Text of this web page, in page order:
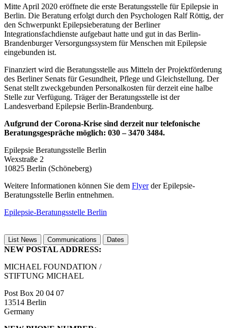
Mitte April 2020 eröffnete die erste Beratungsstelle für Epilepsie in
Berlin. Die Beratung erfolgt durch den Psychologen Ralf Röttig, der
den Schwerpunkt Epilepsieberatung der Berliner
Integrationsfachdienste aufgebaut hatte und gut in das Berlin-
Brandenburger Versorgungssystem für Menschen mit Epilepsie
eingebunden ist.
Finanziert wird die Beratungsstelle aus Mitteln der Projektförderung
des Berliner Senats für Gesundheit, Pflege und Gleichstellung. Der
Senat stellt zweckgebunden Personalkosten für derzeit eine halbe
Stelle zur Verfügung. Träger der Beratungsstelle ist der
Landesverband Epilepsie Berlin-Brandenburg.
Aufgrund der Corona-Krise sind derzeit nur telefonische
Beratungsgespräche möglich: 030 – 3470 3484.
Epilepsie Beratungsstelle Berlin
Wexstraße 2
10825 Berlin (Schöneberg)
Weitere Informationen können Sie dem Flyerder Epilepsie-
Beratungsstelle Berlin entnehmen.
Epilepsie-Beratungsstelle Berlin
List News Communications Dates
NEW POSTAL ADDRESS:
MICHAEL FOUNDATION /
STIFTUNG MICHAEL
Post Box 20 04 07
13514 Berlin
Germany